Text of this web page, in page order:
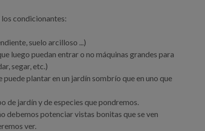
los condicionantes:
suelo arcilloso ...)
luego puedan entrar o no máquinas grandes para
segar, etc.)
plantar en un jardín sombrío que en uno que
de jardín y de especies que pondremos.
debemos potenciar vistas bonitas que se ven
ver.